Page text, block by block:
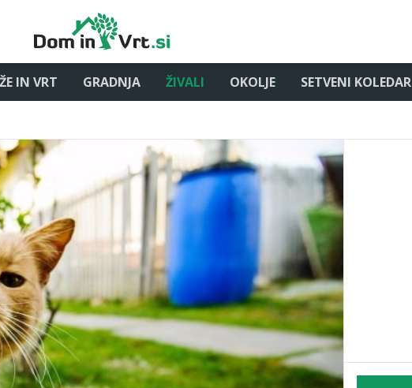
IN VRT GRADNJA ŽIVALI OKOLJE SETVENI KOLEDAR